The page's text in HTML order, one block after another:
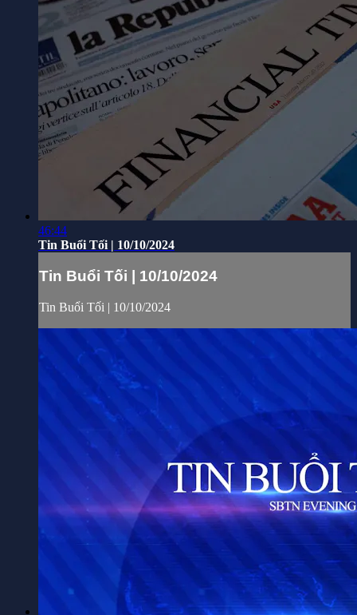
46:44
Tin Buổi Tối | 10/10/2024
Tin Buổi Tối | 10/10/2024
Tin Buổi Tối | 10/10/2024